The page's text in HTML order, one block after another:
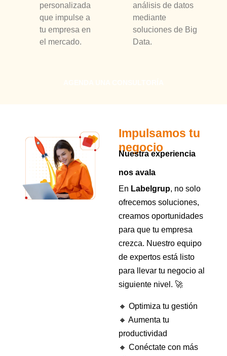
personalizada
que impulse a
tu empresa en
el mercado.
análisis de datos
mediante
soluciones de Big
Data.
Impulsamos tu
negocio
Nuestra experiencia
nos avala
En Labelgrup, no solo
ofrecemos soluciones,
creamos oportunidades
para que tu empresa
crezca. Nuestro equipo
de expertos está listo
para llevar tu negocio al
siguiente nivel. 🚀
🔸 Optimiza tu gestión
🔸 Aumenta tu
productividad
🔸 Conéctate con más